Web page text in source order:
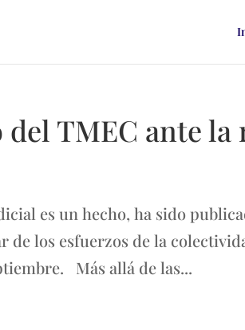
TMEC ante la
es un hecho, ha sido
de los esfuerzos de la
Más allá de las...